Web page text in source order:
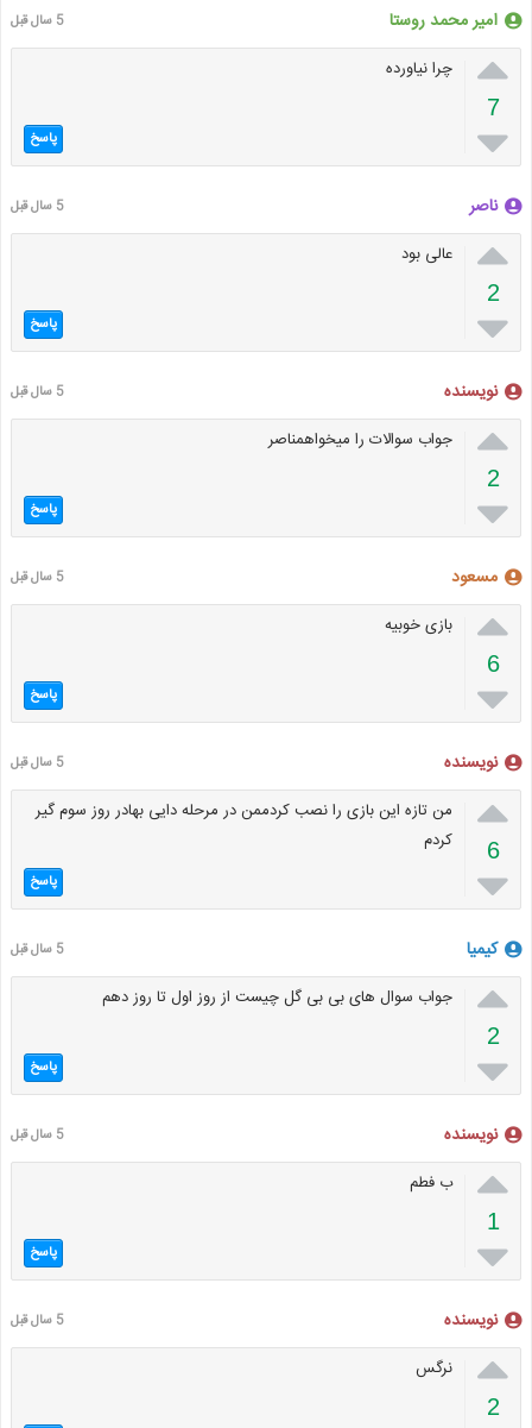
امیر محمد روستا 5 سال قبل

7

چرا نیاورده
پاسخ
ناصر 5 سال قبل

2

عالی بود
پاسخ
نویسنده 5 سال قبل

2

جواب سوالات را میخواهمناصر
پاسخ
مسعود 5 سال قبل

6

بازی خوبیه
پاسخ
نویسنده 5 سال قبل

6

من تازه این بازی را نصب کردممن در مرحله دایی بهادر روز سوم گیر
کردم
پاسخ
کیمیا 5 سال قبل

2

جواب سوال های بی بی گل چیست از روز اول تا روز دهم
پاسخ
نویسنده 5 سال قبل

1

ب فطم
پاسخ
نویسنده 5 سال قبل

2
نرگس